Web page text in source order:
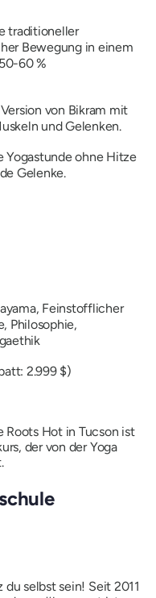
traditioneller
Bewegung in einem
60 %
von Bikram mit
und Gelenken.
ohne Hitze
Gelenke.
Feinstofflicher
Philosophie,
2.999 $)
Roots Hot in Tucson ist
der von der Yoga
selbst sein! Seit 2011